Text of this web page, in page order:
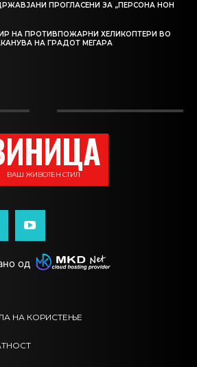
ПРОГЛАСЕНИ ЗА „ПЕРСОНА НОН
НА ПРОТИВПОЖАРНИ ХЕЛИКОПТЕРИ ВО
НА ГРАДОТ МЕГАРА
ВАШ ЖИВОТЕН СТИЛ
од
НА КОРИСТЕЊЕ